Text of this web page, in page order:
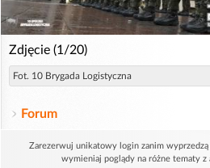
Zdjęcie (1/20)
Fot. 10 Brygada Logistyczna
Forum
Zarezerwuj unikatowy login zanim
wymieniaj poglądy na różne tematy z